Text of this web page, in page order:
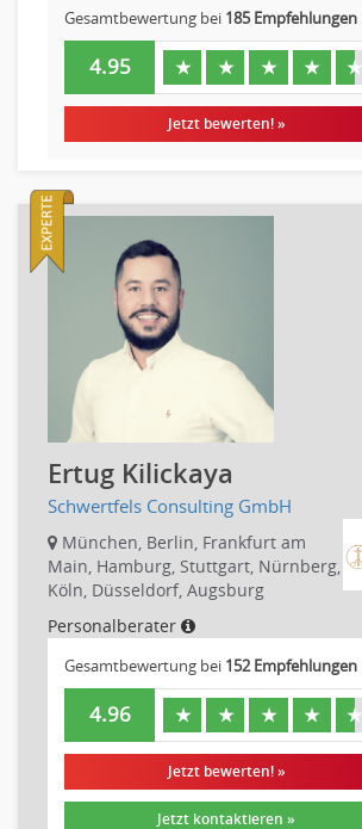
Elektrotechnik, Elektronik
Energie und Umwelttechnik
Entwicklung
Fahrzeugtechnik
Fertigungstechnik
Kunststofftechnik
Leitung, Teamleitung
Luft- und Raumfahrttechnik
Maschinenbau
Materialwissenschaft
Mechatronik
Medizintechnik
Optiker, Akustiker
Brandschutz
Prozessmanagement
Technische Dokumentation
Technischer Systemplaner, Bauzeichner
Veranstaltungstechnik
Verfahrenstechnik
Vertriebsingenieur
Wirtschaftsingenieur
Technisches Gebäudemanagement (TGM)
Anwendungsadministration
Consulting, Engineering
Gesamtbewertung bei 185 Empfehlungen
4.95 ★ ★ ★ ★ ★
Jetzt bewerten! »
Ertug Kilickaya
Schwertfels Consulting GmbH
München, Berlin, Frankfurt am
Main, Hamburg, Stuttgart, Nürnberg,
Köln, Düsseldorf, Augsburg
Personalberater
Gesamtbewertung bei 152 Empfehlungen
4.96 ★ ★ ★ ★ ★
Jetzt bewerten! »
Jetzt kontaktieren »